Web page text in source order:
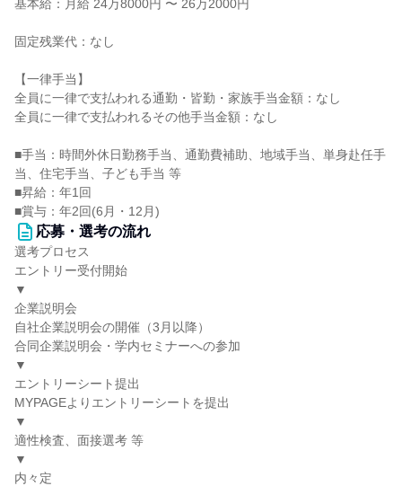
基本給：月給 24万8000円 〜 26万2000円
固定残業代：なし
【一律手当】
全員に一律で支払われる通勤・皆勤・家族手当金額：なし
全員に一律で支払われるその他手当金額：なし
■手当：時間外休日勤務手当、通勤費補助、地域手当、単身赴任手
当、住宅手当、子ども手当 等
■昇給：年1回
■賞与：年2回(6月・12月)
応募・選考の流れ
選考プロセス
エントリー受付開始
▼
企業説明会
自社企業説明会の開催（3月以降）
合同企業説明会・学内セミナーへの参加
▼
エントリーシート提出
MYPAGEよりエントリーシートを提出
▼
適性検査、面接選考 等
▼
内々定